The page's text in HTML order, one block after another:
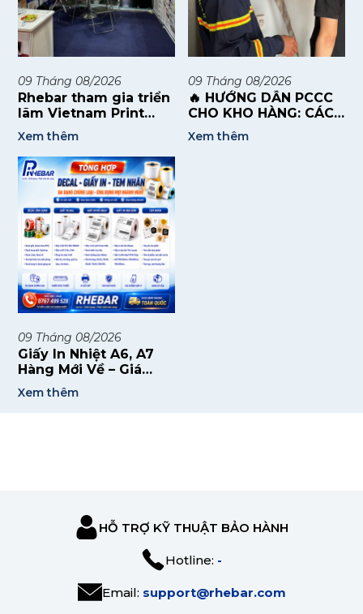
09 Tháng 08/2026
Rhebar tham gia triển
lãm Vietnam Print
Pack 2024
Xem thêm
09 Tháng 08/2026
🔥 HƯỚNG DẪN PCCC
CHO KHO HÀNG: CÁCH
PHÒNG CHÁY CHỮA
CHÁY HIỆU QUẢ & AN
Xem thêm
09 Tháng 08/2026
Giấy In Nhiệt A6, A7
Hàng Mới Về – Giá
Sale Cực Tốt, Chất
Lượng Ổn Định Cho
Xem thêm
HỖ TRỢ KỸ THUẬT BẢO HÀNH
Hotline: -
Email: support@rhebar.com